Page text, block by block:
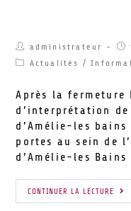
administrateur
Actualités
/
Après la fermeture
d’interprétation de
d’Amélie-les
portes au sein de
d’Amélie-les
CONTINUER LA LECTURE